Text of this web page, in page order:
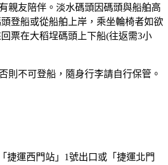
親友陪伴。淡水碼頭因碼頭與船舶高
登船或從船舶上岸，乘坐輪椅者如欲
票在大稻埕碼頭上下船(往返需3小
則不可登船，隨身行李請自行保管。
捷運西門站」1號出口或「捷運北門